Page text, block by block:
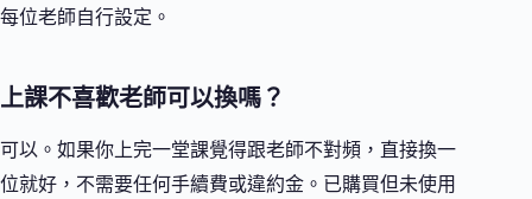
每位老師自行設定。
上課不喜歡老師可以換嗎？
可以。如果你上完一堂課覺得跟老師不對頻，直接換一
位就好，不需要任何手續費或違約金。已購買但未使用